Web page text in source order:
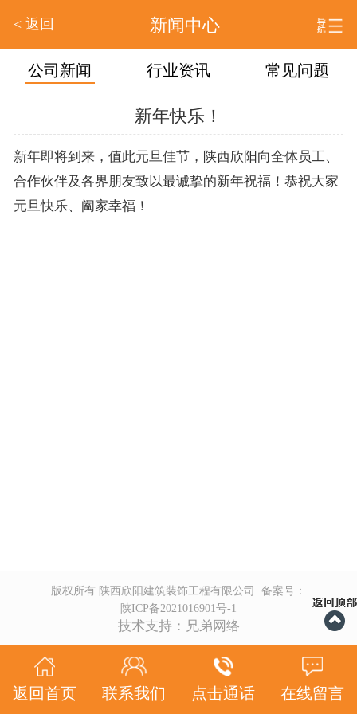
< 返回 新闻中心
公司新闻 行业资讯 常见问题
新年快乐！
新年即将到来，值此元旦佳节，陕西欣阳向全体员工、
合作伙伴及各界朋友致以最诚挚的新年祝福！恭祝大家
元旦快乐、阖家幸福！
版权所有 陕西欣阳建筑装饰工程有限公司 备案号：
陕ICP备2021016901号-1
技术支持：兄弟网络
返回首页 联系我们 点击通话 在线留言